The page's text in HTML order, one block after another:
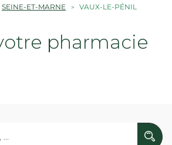
SEINE-ET-MARNE VAUX-LE-PÉNIL
pharmacie